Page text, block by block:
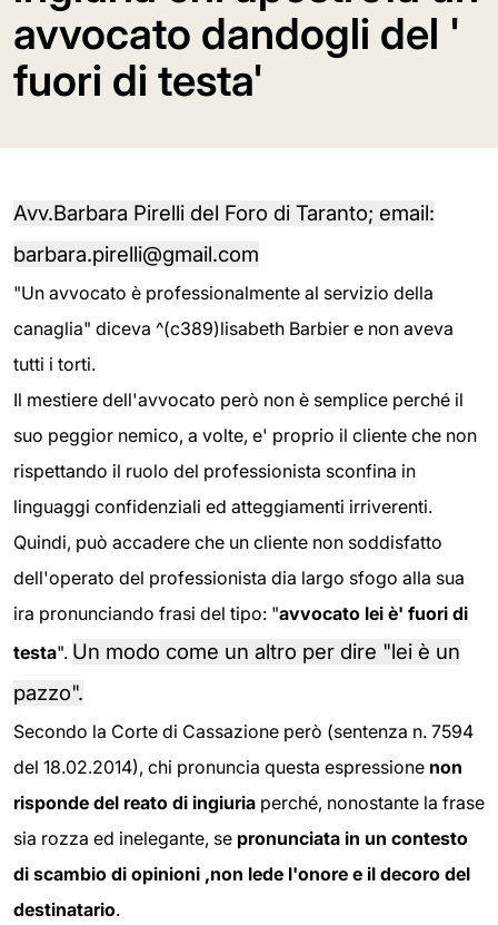
avvocato dandogli del '
fuori di testa'
Avv.Barbara Pirelli del Foro di Taranto; email:
barbara.pirelli@gmail.com
"Un avvocato è professionalmente al servizio della
canaglia" diceva ^(c389)lisabeth Barbier e non aveva
tutti i torti.
Il mestiere dell'avvocato però non è semplice perché il
suo peggior nemico, a volte, e' proprio il cliente che non
rispettando il ruolo del professionista sconfina in
linguaggi confidenziali ed atteggiamenti irriverenti.
Quindi, può accadere che un cliente non soddisfatto
dell'operato del professionista dia largo sfogo alla sua
ira pronunciando frasi del tipo: "avvocato lei è' fuori di
testa". Un modo come un altro per dire "lei è un
pazzo".
Secondo la Corte di Cassazione però (sentenza n. 7594
del 18.02.2014), chi pronuncia questa espressione non
risponde del reato di ingiuria perché, nonostante la frase
sia rozza ed inelegante, se pronunciata in un contesto
di scambio di opinioni ,non lede l'onore e il decoro del
destinatario.